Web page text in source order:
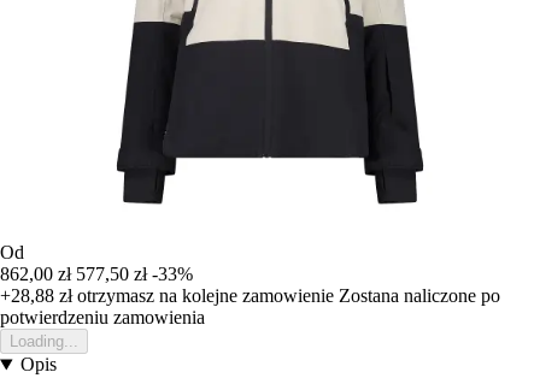
Od
862,00 zł 577,50 zł -33%
+28,88 złotrzymasz na kolejne zamowienie Zostana naliczone po
potwierdzeniu zamowienia
Loading...
Opis